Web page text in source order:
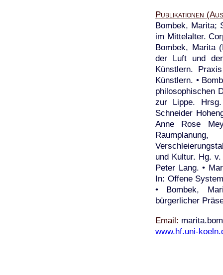
Publikationen
Bombek, Marita;
im Mittelalter.
Bombek, Marita
der Luft und
Künstlern.
Künstlern. •
philosophischen
zur Lippe.
Schneider
Anne Rose
und Kultur. Hg.
Peter Lang. •
In: Offene
• Bombek,
bürgerlicher
Email
www.hf.uni-